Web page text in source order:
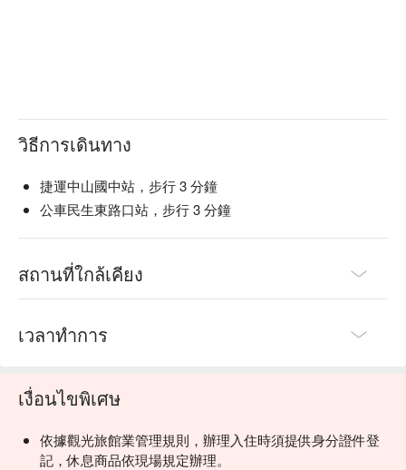
วิธีการเดินทาง
捷運中山國中站，步行 3 分鐘
公車民生東路口站，步行 3 分鐘
สถานที่ใกล้เคียง
เวลาทำการ
เงื่อนไขพิเศษ
依據觀光旅館業管理規則，辦理入住時須提供身分證件登
記，休息商品依現場規定辦理。